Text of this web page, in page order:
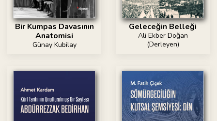
Bir Kumpas Davasının
Anatomisi
Günay Kubilay
Geleceğin Belleği
Ali Ekber Doğan
(Derleyen)